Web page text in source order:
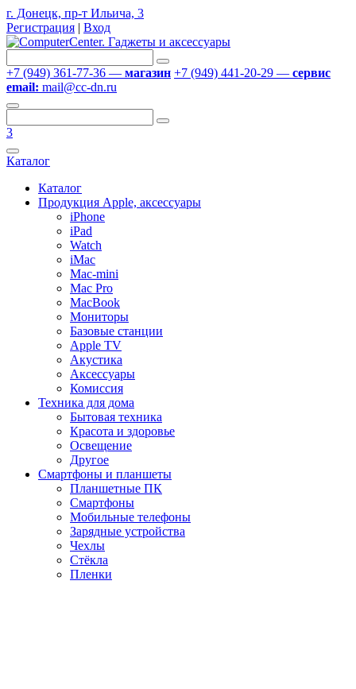
г. Донецк, пр-т Ильича, 3
Регистрация | Вход
+7 (949) 361-77-36 — магазин +7 (949) 441-20-29 — сервис
email: mail@cc-dn.ru
3
Каталог
Каталог
Продукция Apple, аксессуары
iPhone
iPad
Watch
iMac
Mac-mini
Mac Pro
MacBook
Мониторы
Базовые станции
Apple TV
Акустика
Аксессуары
Комиссия
Техника для дома
Бытовая техника
Красота и здоровье
Освещение
Другое
Смартфоны и планшеты
Планшетные ПК
Смартфоны
Мобильные телефоны
Зарядные устройства
Чехлы
Стёкла
Пленки